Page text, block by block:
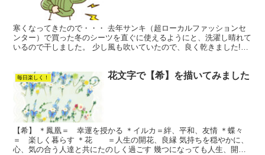
寒くなってきたので・・・ 去年サンキ（超ローカルファッションセ
ンター）で買った冬のシーツを直ぐに使えるようにと、洗濯し晴れて
いるので干しました。 少し風も吹いていたので、良く乾きました!
毎日楽しく！ 花文字で【希】を描いてみました
【希】 ＊鳳凰＝ 幸運を授かる ＊イルカ＝絆、平和、友情 ＊蝶々
＝ 楽しく暮らす ＊花 ＝人生の開花、良縁 気持ちを穏やかに、
心、気の合う人達と共にたのしく過ごす 幾つになっても人生、開